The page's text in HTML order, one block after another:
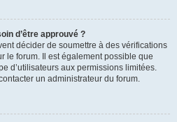
d’être approuvé ?
décider de soumettre à des vérifications
le forum. Il est également possible que
d’utilisateurs aux permissions limitées.
un administrateur du forum.